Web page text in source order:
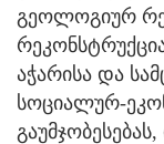
გეოლოგიურ
აჭარისა და
სოციალურ-